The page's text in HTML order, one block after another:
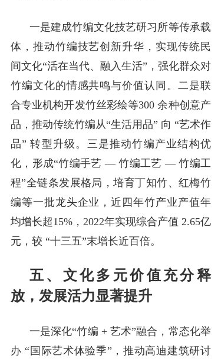
一是建成竹编文化技艺研习所等传承载
体，推动竹编技艺创新升华，实现传统民
间文化“活在当代、融入生活”，强化群众对
竹编文化的情感共鸣与价值认同。二是联
合专业机构开发竹丝彩绘等300 余种创意产
品，推动传统竹编从“生活用品” 向 “艺术作
品” 转型升级。三是推动竹编产业结构优
化，形成“竹编手艺 — 竹编工艺 — 竹编工
程”全链条发展格局，培育丁知竹、红梅竹
编等一批龙头企业，近四年竹产业产值年
均增长超15%，2022年实现综合产值 2.65亿
元，较 “十三五”末增长近百倍。
五、文化多元价值充分释
放，发展活力显著提升
一是深化“竹编 + 艺术”融合，常态化举
办 “国际艺术体验季”，推动高迪建筑研讨